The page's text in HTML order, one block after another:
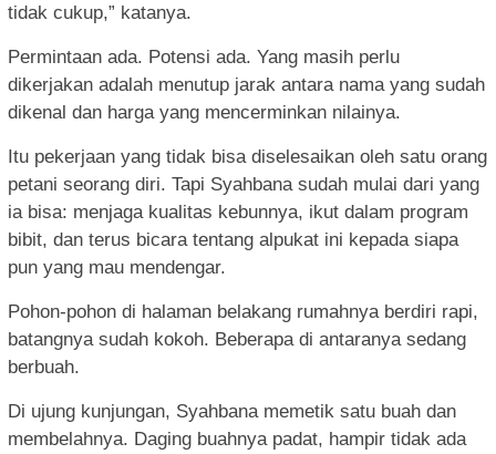
tidak cukup,” katanya.
Permintaan ada. Potensi ada. Yang masih perlu
dikerjakan adalah menutup jarak antara nama yang sudah
dikenal dan harga yang mencerminkan nilainya.
Itu pekerjaan yang tidak bisa diselesaikan oleh satu orang
petani seorang diri. Tapi Syahbana sudah mulai dari yang
ia bisa: menjaga kualitas kebunnya, ikut dalam program
bibit, dan terus bicara tentang alpukat ini kepada siapa
pun yang mau mendengar.
Pohon-pohon di halaman belakang rumahnya berdiri rapi,
batangnya sudah kokoh. Beberapa di antaranya sedang
berbuah.
Di ujung kunjungan, Syahbana memetik satu buah dan
membelahnya. Daging buahnya padat, hampir tidak ada